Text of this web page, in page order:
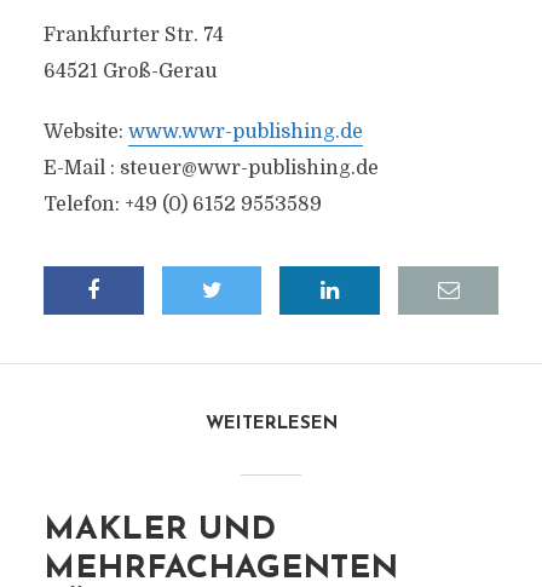
Frankfurter Str. 74
64521 Groß-Gerau
Website: www.wwr-publishing.de
E-Mail : steuer@wwr-publishing.de
Telefon: +49 (0) 6152 9553589
WEITERLESEN
MAKLER UND
MEHRFACHAGENTEN